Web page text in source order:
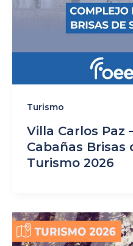
Turismo
Villa Carlos Paz
Cabañas Brisas
Turismo 2026